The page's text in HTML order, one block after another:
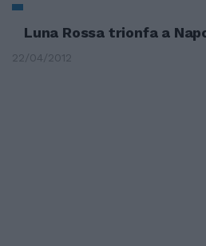
Luna Rossa trionfa a
22/04/2012